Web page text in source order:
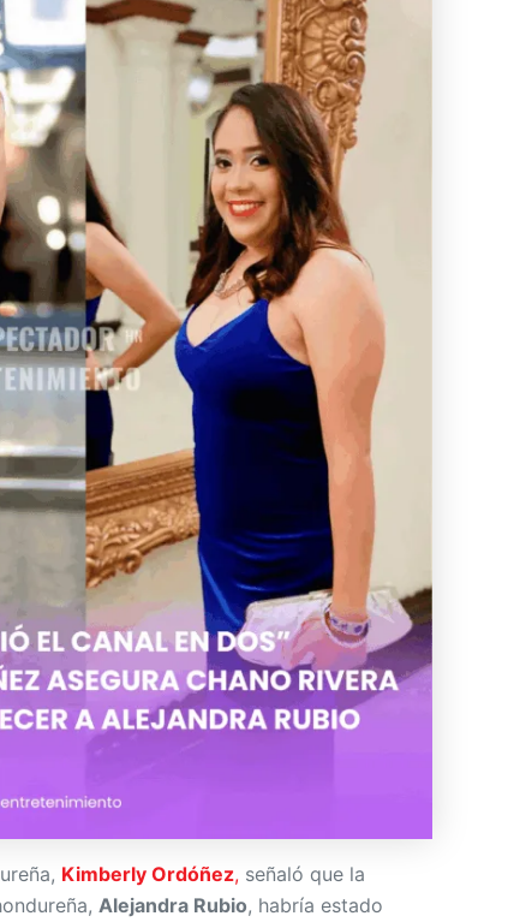
Kimberly Ordóñez, señaló que la
Alejandra Rubio, habría estado